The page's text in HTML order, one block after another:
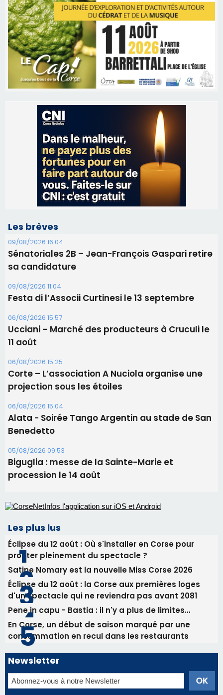
Les brèves
09/08/2026 16:04
Sénatoriales 2B – Jean-François Gaspari retire
sa candidature
09/08/2026 11:04
Festa di l’Associi Curtinesi le 13 septembre
06/08/2026 15:57
Ucciani – Marché des producteurs à Cruculi le
11 août
06/08/2026 15:25
Corte – L’association A Nuciola organise une
projection sous les étoiles
06/08/2026 15:04
Alata - Soirée Tango Argentin au stade de San
Benedetto
05/08/2026 09:53
Biguglia : messe de la Sainte-Marie et
procession le 14 août
Les plus lus
Éclipse du 12 août : Où s'installer en Corse pour
profiter pleinement du spectacle ?
Satine Nomary est la nouvelle Miss Corse 2026
Éclipse du 12 août : la Corse aux premières loges
d'un spectacle qui ne reviendra pas avant 2081
Pene in capu - Bastia : il n'y a plus de limites…
En Corse, un début de saison marqué par une
consommation en recul dans les restaurants
Newsletter